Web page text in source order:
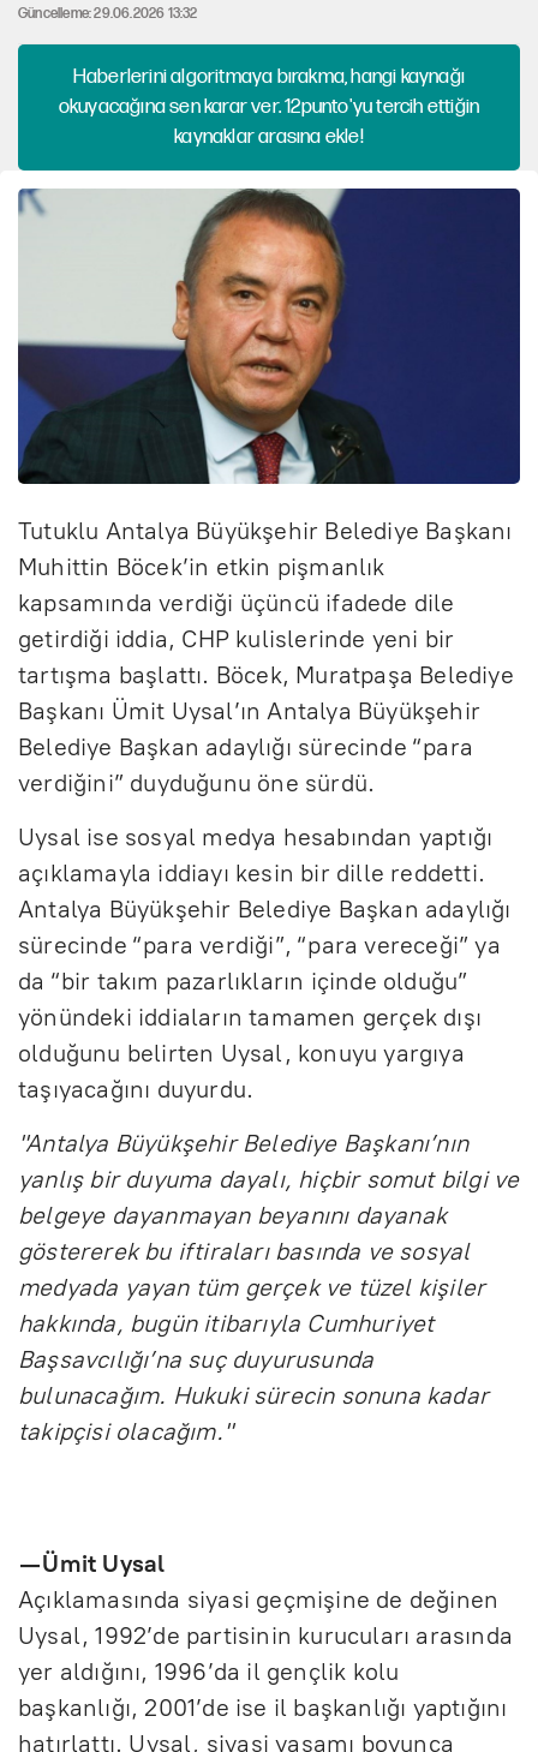
Güncelleme: 29.06.2026 13:32
Haberlerini algoritmaya bırakma, hangi kaynağı
okuyacağına sen karar ver. 12punto'yu tercih ettiğin
kaynaklar arasına ekle!
Tutuklu Antalya Büyükşehir Belediye Başkanı
Muhittin Böcek’in etkin pişmanlık
kapsamında verdiği üçüncü ifadede dile
getirdiği iddia, CHP kulislerinde yeni bir
tartışma başlattı. Böcek, Muratpaşa Belediye
Başkanı Ümit Uysal’ın Antalya Büyükşehir
Belediye Başkan adaylığı sürecinde “para
verdiğini” duyduğunu öne sürdü.
Uysal ise sosyal medya hesabından yaptığı
açıklamayla iddiayı kesin bir dille reddetti.
Antalya Büyükşehir Belediye Başkan adaylığı
sürecinde “para verdiği”, “para vereceği” ya
da “bir takım pazarlıkların içinde olduğu”
yönündeki iddiaların tamamen gerçek dışı
olduğunu belirten Uysal, konuyu yargıya
taşıyacağını duyurdu.
"Antalya Büyükşehir Belediye Başkanı’nın
yanlış bir duyuma dayalı, hiçbir somut bilgi ve
belgeye dayanmayan beyanını dayanak
göstererek bu iftiraları basında ve sosyal
medyada yayan tüm gerçek ve tüzel kişiler
hakkında, bugün itibarıyla Cumhuriyet
Başsavcılığı’na suç duyurusunda
bulunacağım. Hukuki sürecin sonuna kadar
takipçisi olacağım."
— Ümit Uysal
Açıklamasında siyasi geçmişine de değinen
Uysal, 1992’de partisinin kurucuları arasında
yer aldığını, 1996’da il gençlik kolu
başkanlığı, 2001’de ise il başkanlığı yaptığını
hatırlattı. Uysal, siyasi yaşamı boyunca